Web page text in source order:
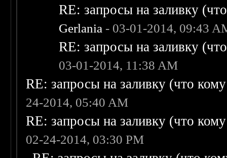
RE: запросы на заливку
Gerlania - 03-01-2014, 09:43
RE: запросы на заливку
03-01-2014, 11:38 AM
RE: запросы на заливку (что
24-2014, 05:40 AM
RE: запросы на заливку (что
02-24-2014, 03:30 PM